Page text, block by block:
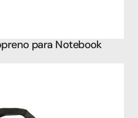
para Notebook